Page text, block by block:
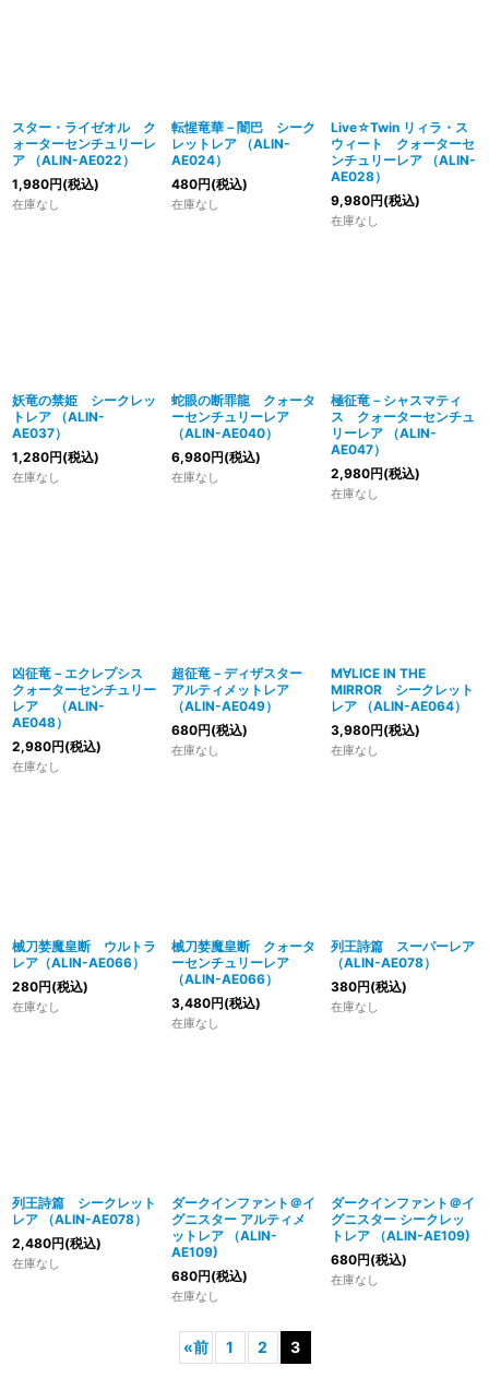
スター・ライゼオル ク
ォーターセンチュリーレ
ア （ALIN-AE022）
1,980円(税込)
在庫なし
転惺竜華－闇巴 シーク
レットレア （ALIN-
AE024）
480円(税込)
在庫なし
Live☆Twin リィラ・ス
ウィート クォーターセ
ンチュリーレア （ALIN-
AE028）
9,980円(税込)
在庫なし
妖竜の禁姫 シークレッ
トレア （ALIN-
AE037）
1,280円(税込)
在庫なし
蛇眼の断罪龍 クォータ
ーセンチュリーレア
（ALIN-AE040）
6,980円(税込)
在庫なし
極征竜－シャスマティ
ス クォーターセンチュ
リーレア （ALIN-
AE047）
2,980円(税込)
在庫なし
凶征竜－エクレプシス
クォーターセンチュリー
レア （ALIN-
AE048）
2,980円(税込)
在庫なし
超征竜－ディザスター
アルティメットレア
（ALIN-AE049）
680円(税込)
在庫なし
M∀LICE IN THE
MIRROR シークレット
レア （ALIN-AE064）
3,980円(税込)
在庫なし
械刀婪魔皇断 ウルトラ
レア（ALIN-AE066）
280円(税込)
在庫なし
械刀婪魔皇断 クォータ
ーセンチュリーレア
（ALIN-AE066）
3,480円(税込)
在庫なし
列王詩篇 スーパーレア
（ALIN-AE078）
380円(税込)
在庫なし
列王詩篇 シークレット
レア （ALIN-AE078）
2,480円(税込)
在庫なし
ダークインファント＠イ
グニスター アルティメ
ットレア （ALIN-
AE109)
680円(税込)
在庫なし
ダークインファント＠イ
グニスター シークレッ
トレア （ALIN-AE109)
680円(税込)
在庫なし
«前 1 2 3